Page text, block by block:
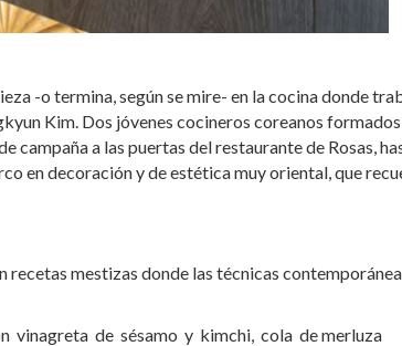
-o termina, según se mire- en la cocina donde
Kim. Dos jóvenes cocineros coreanos
campaña a las puertas del restaurante de Rosas,
en decoración y de estética muy oriental, que
recetas mestizas donde las técnicas
vinagreta de sésamo y kimchi, cola de merluza